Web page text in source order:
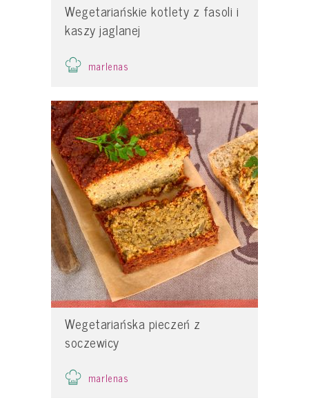
Wegetariańskie kotlety z fasoli i
kaszy jaglanej
marlenas
Wegetariańska pieczeń z
soczewicy
marlenas